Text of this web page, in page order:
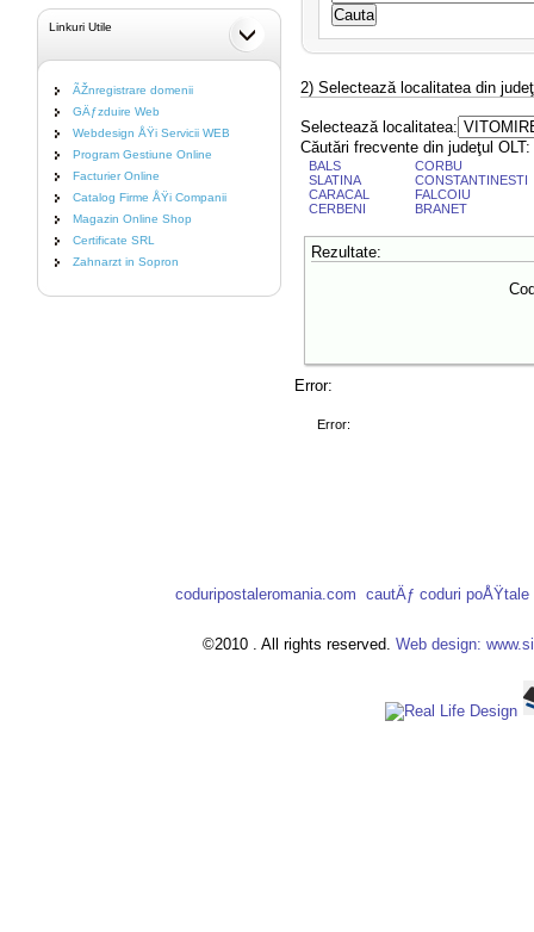
Linkuri Utile
ÃŽnregistrare domenii
GÄƒzduire Web
Webdesign ÅŸi Servicii WEB
Program Gestiune Online
Facturier Online
Catalog Firme ÅŸi Companii
Magazin Online Shop
Certificate SRL
Zahnarzt in Sopron
2) Selectează localitatea din
Selectează localitatea:
Căutări frecvente din judeţul OLT:
BALS
SLATINA
CARACAL
CERBENI
CORBU
CONSTANTINESTI
FALCOIU
BRANET
Rezultate:
Error:
Error:
coduripostaleromania.com cautÄƒ coduri
©2010 . All rights reserved. Web design: